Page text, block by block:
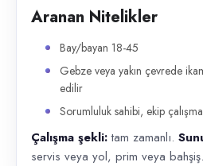
Aranan Nitelikler
Bay/bayan 18-45
Gebze veya yakın çevrede
edilir
Sorumluluk sahibi, ekip
Çalışma şekli:tam zamanlı.
servis veya yol, prim veya bahşiş.